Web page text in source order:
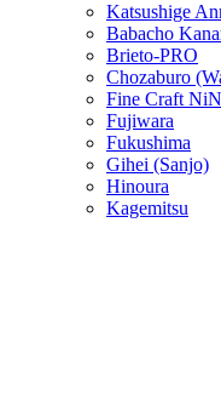
Katsushige
Babacho
Brieto-PRO
Chozaburo
Fine Craft
Fujiwara
Fukushima
Gihei (Sanjo)
Hinoura
Kagemitsu